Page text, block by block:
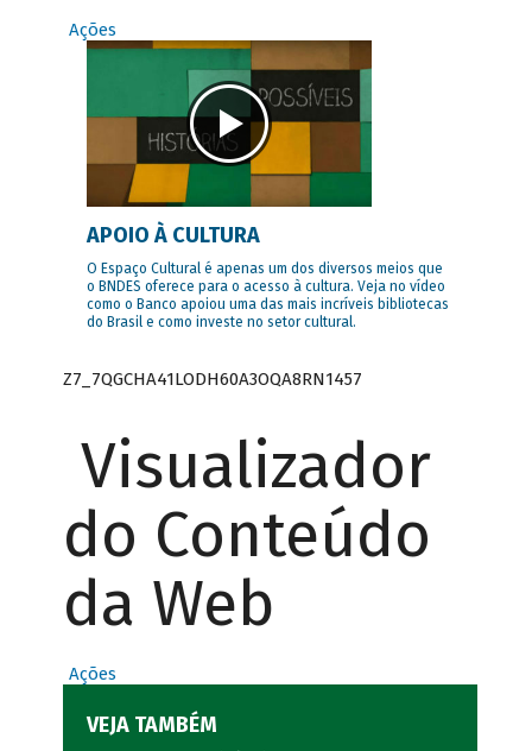
Ações
APOIO À CULTURA
O Espaço Cultural é apenas um dos diversos meios que
o BNDES oferece para o acesso à cultura. Veja no vídeo
como o Banco apoiou uma das mais incríveis bibliotecas
do Brasil e como investe no setor cultural.
Z7_7QGCHA41LODH60A3OQA8RN1457
Visualizador
do Conteúdo
da Web
Ações
VEJA TAMBÉM